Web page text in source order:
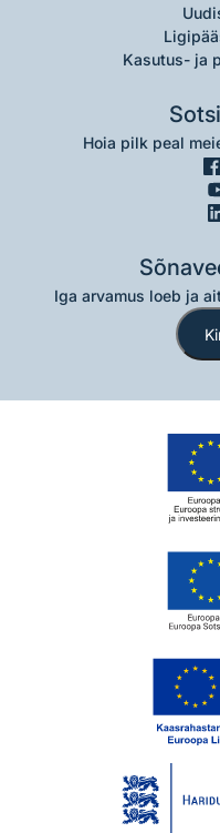
Kasutus- ja
Hoia pilk peal
Iga arvamus loeb ja